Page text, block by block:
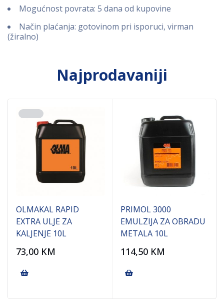
Mogućnost povrata: 5 dana od kupovine
Način plaćanja: gotovinom pri isporuci, virman
(žiralno)
Najprodavaniji
OLMAKAL RAPID
EXTRA ULJE ZA
KALJENJE 10L
73,00 KM
PRIMOL 3000
EMULZIJA ZA OBRADU
METALA 10L
114,50 KM